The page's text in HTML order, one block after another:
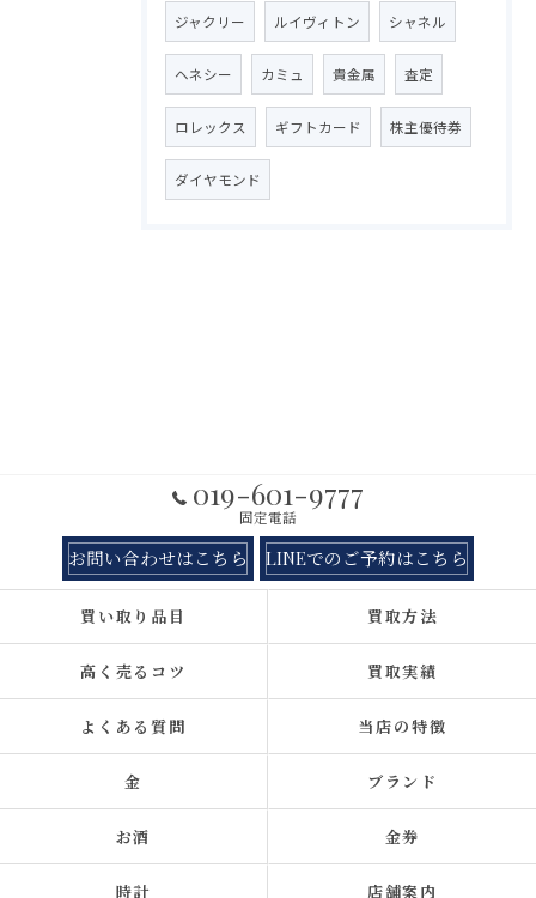
ジャクリー ルイヴィトン シャネル
ヘネシー カミュ 貴金属 査定
ロレックス ギフトカード 株主優待券
ダイヤモンド
019-601-9777
固定電話
お問い合わせはこちら LINEでのご予約はこちら
買い取り品目 買取方法
高く売るコツ 買取実績
よくある質問 当店の特徴
金 ブランド
お酒 金券
時計 店舗案内